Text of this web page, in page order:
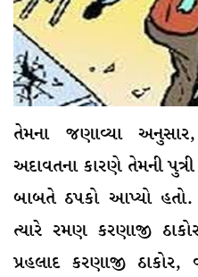
તેમના જણાવ્યા
અદાવતના કારણે તેમની
બાબતે ઠપકો આપ્યો હતો.
ત્યારે રમણ કરણાજી
પ્રહલાદ કરણાજી